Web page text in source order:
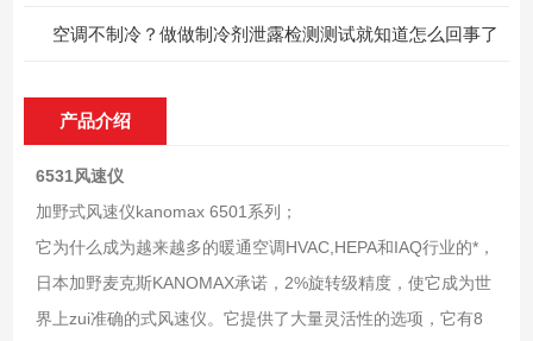
空调不制冷？做做制冷剂泄露检测测试就知道怎么回事了
产品介绍
6531风速仪
加野式风速仪kanomax 6501系列；
它为什么成为越来越多的暖通空调HVAC,HEPA和IAQ行业的*，
日本加野麦克斯KANOMAX承诺，2%旋转级精度，使它成为世
界上zui准确的式风速仪。它提供了大量灵活性的选项，它有8